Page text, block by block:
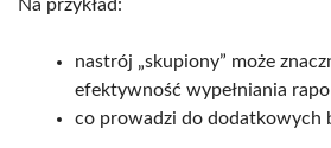
Na przykład:
nastrój „skupiony” może
efektywność wypełniania
co prowadzi do dodatkowych